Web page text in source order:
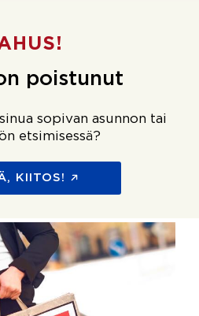
poistunut
sopivan asunnon tai
etsimisessä?
KIITOS!